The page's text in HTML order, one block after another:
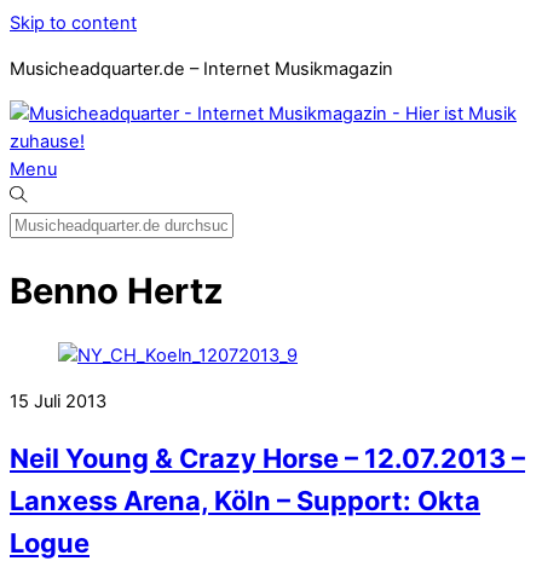
Skip to content
Musicheadquarter.de – Internet Musikmagazin
Menu
Benno Hertz
15 Juli 2013
Neil Young & Crazy Horse – 12.07.2013 –
Lanxess Arena, Köln – Support: Okta
Logue